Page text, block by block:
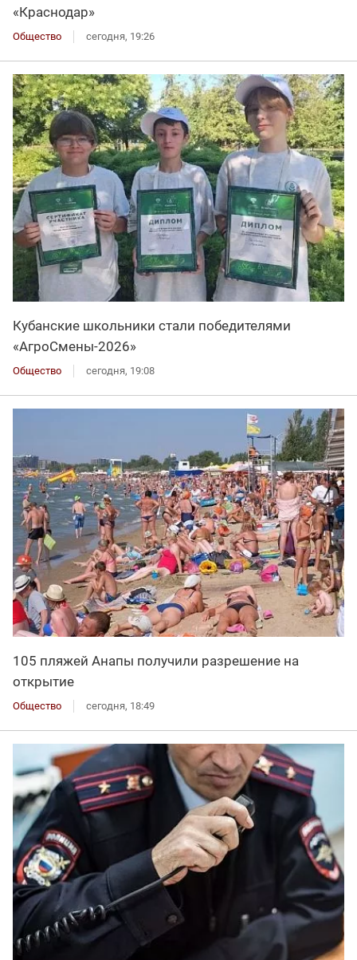
«Краснодар»
Общество сегодня, 19:26
Кубанские школьники стали победителями
«АгроСмены-2026»
Общество сегодня, 19:08
105 пляжей Анапы получили разрешение на
открытие
Общество сегодня, 18:49